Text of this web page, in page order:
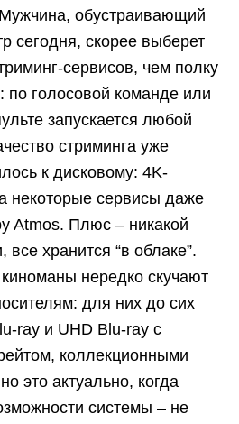
обустраивающий
сегодня, скорее выберет
сервисов, чем полку
по голосовой команде или
запускается любой
стриминга уже
к дисковому: 4K-
некоторые сервисы даже
Atmos. Плюс – никакой
все хранится “в облаке”.
нередко скучают
для них до сих
ray и UHD Blu-ray с
коллекционными
это актуально, когда
системы – не